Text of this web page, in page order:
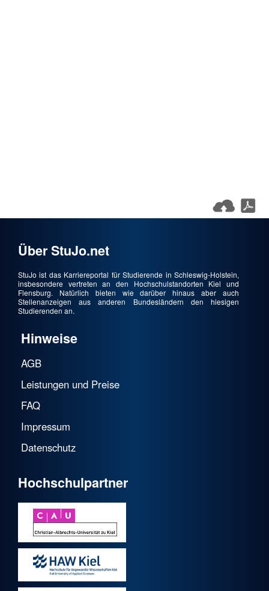
Über StuJo.net
StuJo ist das Karriereportal für Studierende in Schleswig-Holstein,
insbesondere vertreten an den Hochschulstandorten Kiel und
Flensburg. Natürlich bieten wie darüber hinaus aber auch
Stellenanzeigen aus anderen Bundesländern den hiesigen
Studierenden an.
Hinweise
AGB
Leistungen und Preise
FAQ
Impressum
Datenschutz
Hochschulpartner